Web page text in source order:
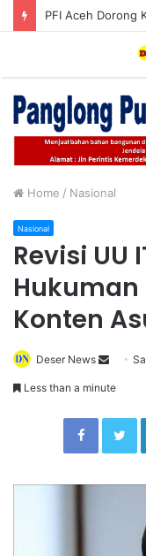
Home / Nasional
Nasional
Revisi UU
Konten
Deser News
a
e
Less than a minute
Facebook Twitter